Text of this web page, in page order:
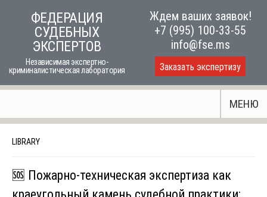
ФЕДЕРАЦИЯ
СУДЕБНЫХ
ЭКСПЕРТОВ
Независимая экспертно-
криминалистическая лаборатория
Ждем ваших заявок!
+7 (995) 100-33-55
info@fse.ms
Заказать экспертизу
МЕНЮ
LIBRARY
🆘 Пожарно-техническая экспертиза как